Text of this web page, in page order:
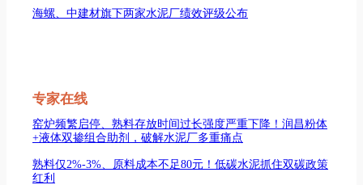
海螺、中建材旗下两家水泥厂绩效评级公布
专家在线
窑炉频繁启停、熟料存放时间过长强度严重下降！润昌粉体
+液体双掺组合助剂，破解水泥厂多重痛点
熟料仅2%-3%、原料成本不足80元！低碳水泥抓住双碳政策
红利